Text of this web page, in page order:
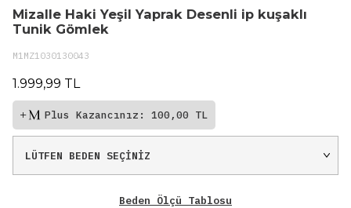
Mizalle Haki Yeşil Yaprak Desenli ip kuşaklı
Tunik Gömlek
M1MZ1030130043
1.999,99 TL
Plus Kazancınız: 100,00 TL
Beden Ölçü Tablosu